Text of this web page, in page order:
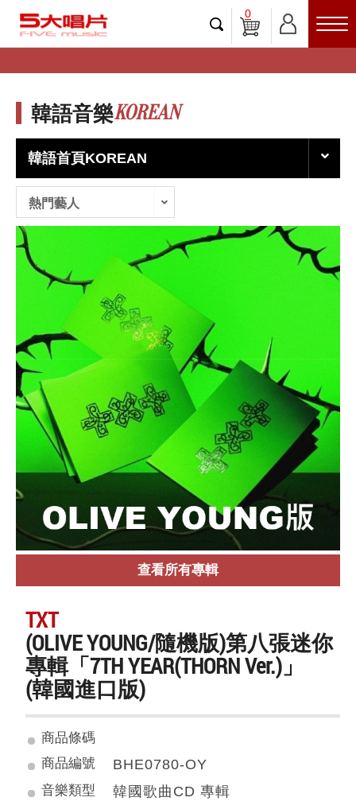
0
韓語音樂KOREAN
韓語首頁KOREAN
熱門藝人
查看所有專輯
TXT
(OLIVE YOUNG/隨機版)第八張迷你
專輯「7TH YEAR(THORN Ver.)」
(韓國進口版)
商品條碼
商品編號
BHE0780-OY
音樂類型 韓國歌曲CD 專輯